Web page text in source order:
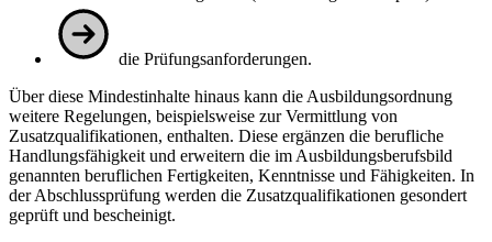
die Prüfungsanforderungen.
Über diese Mindestinhalte hinaus kann die Ausbildungsordnung
weitere Regelungen, beispielsweise zur Vermittlung von
Zusatzqualifikationen, enthalten. Diese ergänzen die berufliche
Handlungsfähigkeit und erweitern die im Ausbildungsberufsbild
genannten beruflichen Fertigkeiten, Kenntnisse und Fähigkeiten. In
der Abschlussprüfung werden die Zusatzqualifikationen gesondert
geprüft und bescheinigt.